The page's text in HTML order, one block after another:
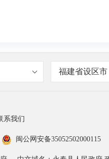
福建省设区市
系我们
闽公网安备35052502000115